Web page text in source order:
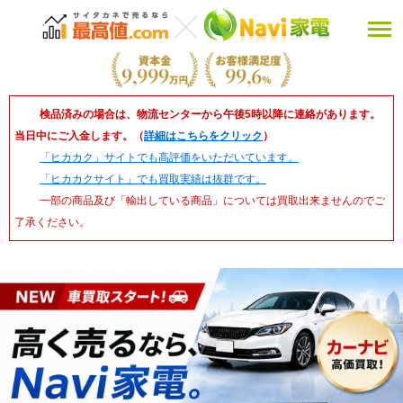
検品済みの場合は、物流センターから午後5時以降に連絡があります。
当日中にご入金します。（詳細はこちらをクリック ）
「ヒカカク」サイトでも高評価をいただいています。
「ヒカカクサイト」でも買取実績は抜群です。
一部の商品及び「輸出している商品」については買取出来ませんのでご
了承ください。